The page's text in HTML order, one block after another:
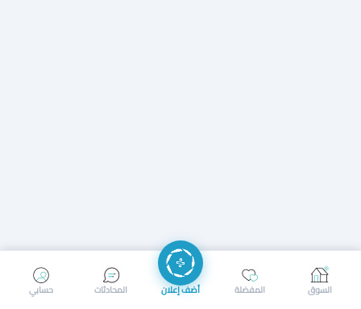
إرسال رسالة إجراء مكالمة
حسابي المحادثات أضف إعلان المفضلة السوق